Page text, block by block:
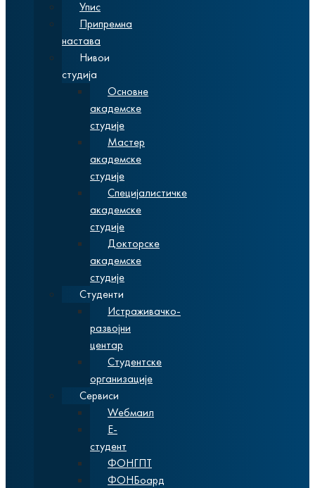
Упис
Припремна
настава
Нивои
студија
Основне
академске
студије
Мастер
академске
студије
Специјалистичке
академске
студије
Докторске
академске
студије
Студенти
Истраживачко-
развојни
центар
Студентске
организације
Сервиси
Wебмаил
Е-
студент
ФОНГПТ
ФОНБоард